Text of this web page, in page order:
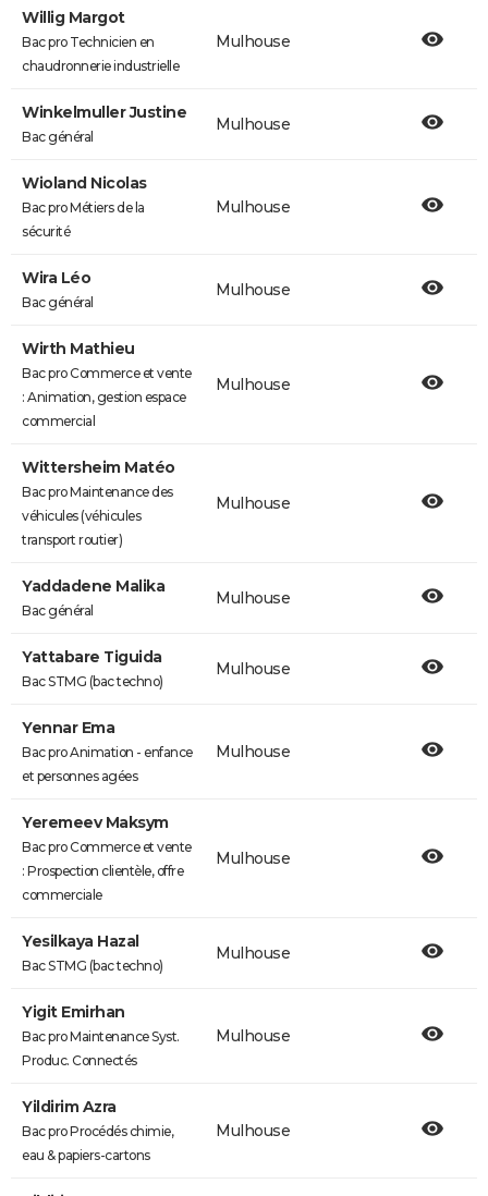
Willig Margot
Bac pro Technicien en
chaudronnerie industrielle
Mulhouse
Winkelmuller Justine
Bac général
Mulhouse
Wioland Nicolas
Bac pro Métiers de la
sécurité
Mulhouse
Wira Léo
Bac général
Mulhouse
Wirth Mathieu
Bac pro Commerce et vente
: Animation, gestion espace
commercial
Mulhouse
Wittersheim Matéo
Bac pro Maintenance des
véhicules (véhicules
transport routier)
Mulhouse
Yaddadene Malika
Bac général
Mulhouse
Yattabare Tiguida
Bac STMG (bac techno)
Mulhouse
Yennar Ema
Bac pro Animation - enfance
et personnes agées
Mulhouse
Yeremeev Maksym
Bac pro Commerce et vente
: Prospection clientèle, offre
commerciale
Mulhouse
Yesilkaya Hazal
Bac STMG (bac techno)
Mulhouse
Yigit Emirhan
Bac pro Maintenance Syst.
Produc. Connectés
Mulhouse
Yildirim Azra
Bac pro Procédés chimie,
eau & papiers-cartons
Mulhouse